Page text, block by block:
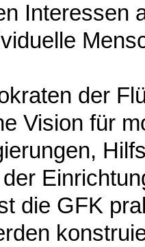
Interessen
der
Vision für
die GFK